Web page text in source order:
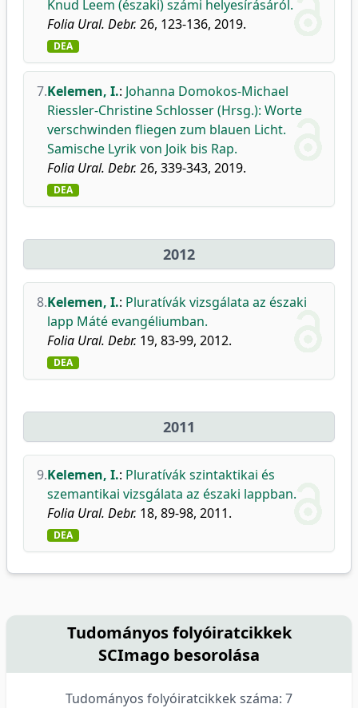
Knud Leem (északi) számi helyesírásáról.
Folia Ural. Debr. 26, 123-136, 2019.
DEA
7.Kelemen, I.: Johanna Domokos-Michael
Riessler-Christine Schlosser (Hrsg.): Worte
verschwinden fliegen zum blauen Licht.
Samische Lyrik von Joik bis Rap.
Folia Ural. Debr. 26, 339-343, 2019.
DEA
2012
8.Kelemen, I.: Pluratívák vizsgálata az északi
lapp Máté evangéliumban.
Folia Ural. Debr. 19, 83-99, 2012.
DEA
2011
9.Kelemen, I.: Pluratívák szintaktikai és
szemantikai vizsgálata az északi lappban.
Folia Ural. Debr. 18, 89-98, 2011.
DEA
Tudományos folyóiratcikkek
SCImago besorolása
Tudományos folyóiratcikkek száma: 7